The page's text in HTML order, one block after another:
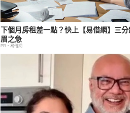
下個月房租差一點？快上【易借網】三
眉之急
PR・易借網